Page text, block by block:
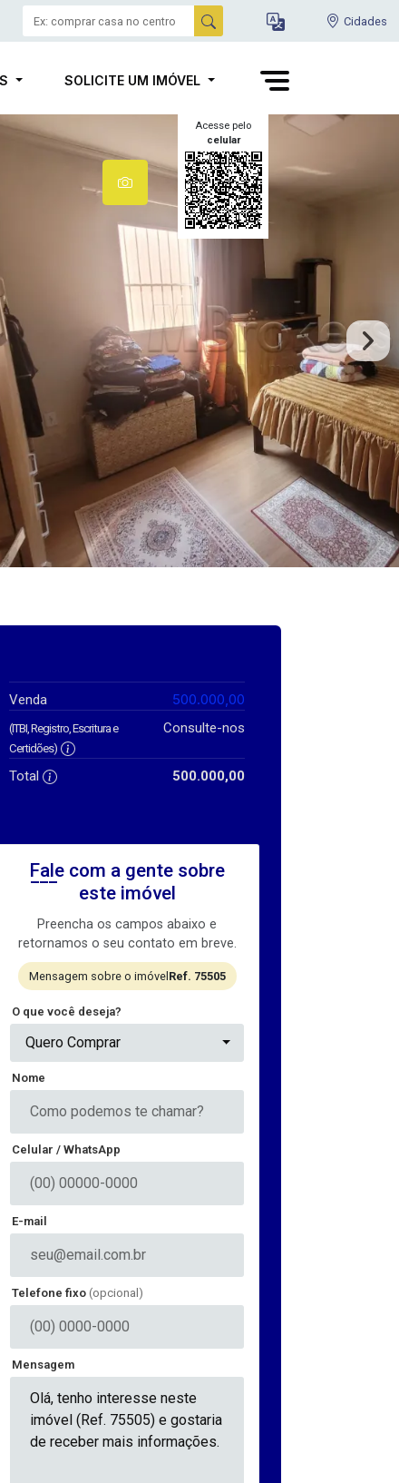
Cidades
SOLICITE UM IMÓVEL
Acesse pelo
celular
Venda 500.000,00
(ITBI, Registro, Escritura e
Certidões)
Consulte-nos
Total 500.000,00
Fale com a gente sobre
este imóvel
Preencha os campos abaixo e
retornamos o seu contato em breve.
Mensagem sobre o imóvel Ref. 75505
O que você deseja?
Quero Comprar
Nome
Celular / WhatsApp
E-mail
Telefone fixo (opcional)
Mensagem